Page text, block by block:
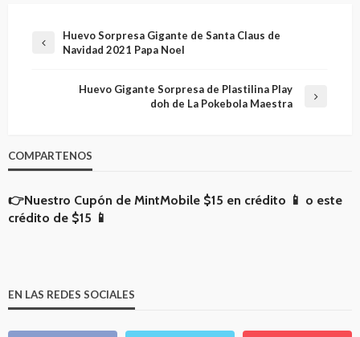
Huevo Sorpresa Gigante de Santa Claus de
Navidad 2021 Papa Noel
Huevo Gigante Sorpresa de Plastilina Play
doh de La Pokebola Maestra
COMPARTENOS
👉Nuestro Cupón de MintMobile $15 en crédito 📱 o este
crédito de $15 📱
EN LAS REDES SOCIALES